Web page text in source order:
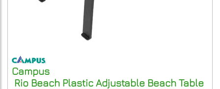
Campus
Rio Beach Plastic Adjustable Beach Table